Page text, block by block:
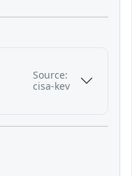
Source:
cisa-kev